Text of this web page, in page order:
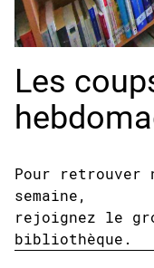
Les
Pour
semaine,
rejoignez le
bibliothèque.